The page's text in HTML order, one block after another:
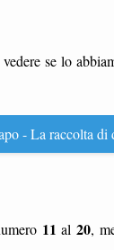
se lo
- La raccolta di
11 al20,